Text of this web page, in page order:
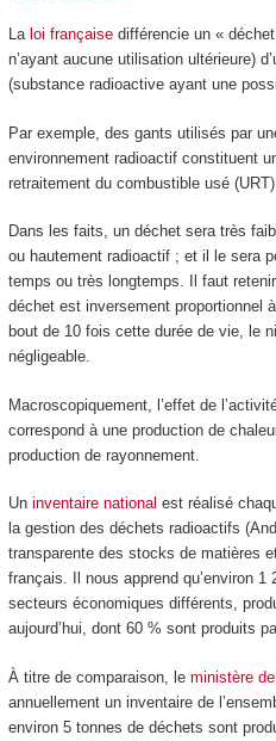
La loi françaisedifférencie un «
n’ayant aucune utilisation ultérieure)
(substance radioactive ayant une
Par exemple, des gants utilisés par
environnement radioactif constituent
retraitement du combustible usé
Dans les faits, un déchet sera très
ou hautement radioactif ; et il le sera
temps ou très longtemps. Il faut
déchet est inversement proportionnel
bout de 10 fois cette durée de vie, le
négligeable.
Macroscopiquement, l’effet de
correspond à une production de
production de rayonnement.
Un inventaire national est réalisé
la gestion des déchets radioactifs
transparente des stocks de matières
français. Il nous apprend qu’environ 1
secteurs économiques différents,
aujourd’hui, dont 60 % sont produits
À titre de comparaison, le ministère
annuellement un inventaire de
environ 5 tonnes de déchets sont